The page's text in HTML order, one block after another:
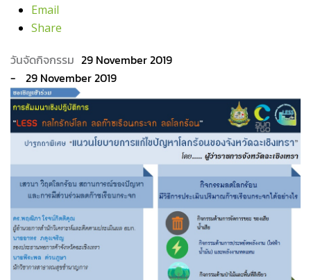
Email
Share
29 November 2019
29 November 2019